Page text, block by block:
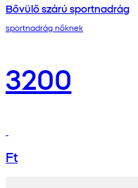
Bővülő szárú sportnadrág
sportnadrág nőknek
3200
Ft